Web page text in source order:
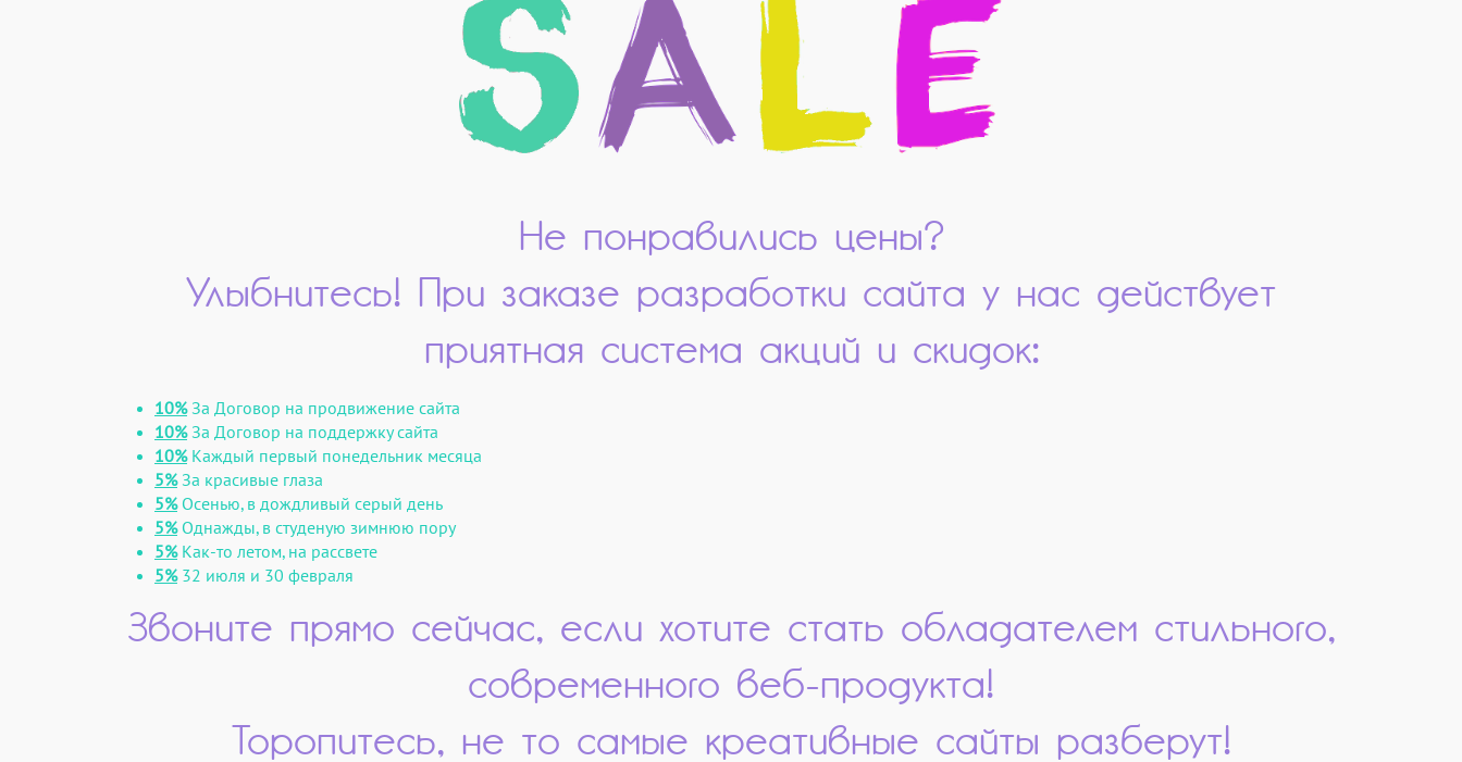
Не понравились цены?
Улыбнитесь! При заказе разработки сайта у нас действует
приятная система акций и скидок:
10%За Договор на продвижение сайта
10%За Договор на поддержку сайта
10%Каждый первый понедельник месяца
5%За красивые глаза
5%Осенью, в дождливый серый день
5%Однажды, в студеную зимнюю пору
5%Как-то летом, на рассвете
5%32 июля и 30 февраля
Звоните прямо сейчас, если хотите стать обладателем стильного,
современного веб-продукта!
Торопитесь, не то самые креативные сайты разберут!